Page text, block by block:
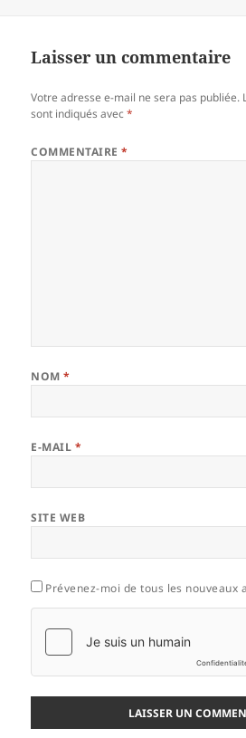
Laisser un commentaire
Votre adresse e-mail ne sera pas publiée.
sont indiqués avec*
COMMENTAIRE*
NOM*
E-MAIL *
SITE WEB
Prévenez-moi de tous les nouveaux